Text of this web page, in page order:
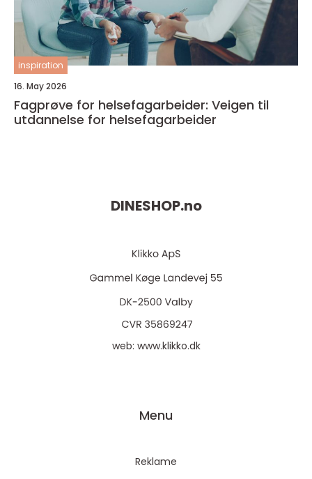
inspiration
16. May 2026
Fagprøve for helsefagarbeider: Veigen til
utdannelse for helsefagarbeider
DINESHOP.no
web: www.klikko.dk
Menu
Reklame